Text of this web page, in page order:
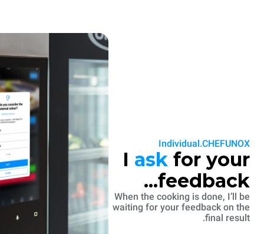
Individual.CHEFUNOX
I ask for your
feedback...
When the cooking is done, I’ll be
waiting for your feedback on the
final result.